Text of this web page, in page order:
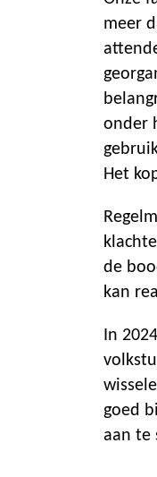
meer
onder
Het
de
kan
In
goed
aan te